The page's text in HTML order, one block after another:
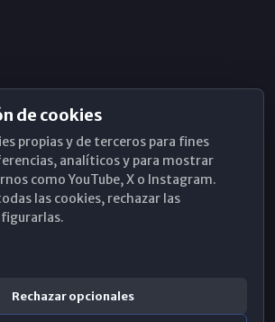
de cookies
propias y de terceros para fines
analíticos y para mostrar
como YouTube, X o Instagram.
las cookies, rechazar las
Rechazar opcionales